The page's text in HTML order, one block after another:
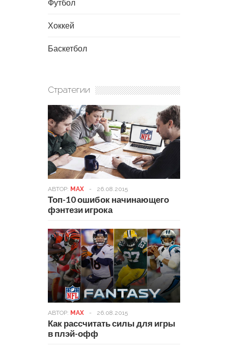
Футбол
Хоккей
Баскетбол
Стратегии
АВТОР: MAX - 26.08.2015
Топ-10 ошибок начинающего
фэнтези игрока
АВТОР: MAX - 26.08.2015
Как рассчитать силы для игры
в плэй-офф